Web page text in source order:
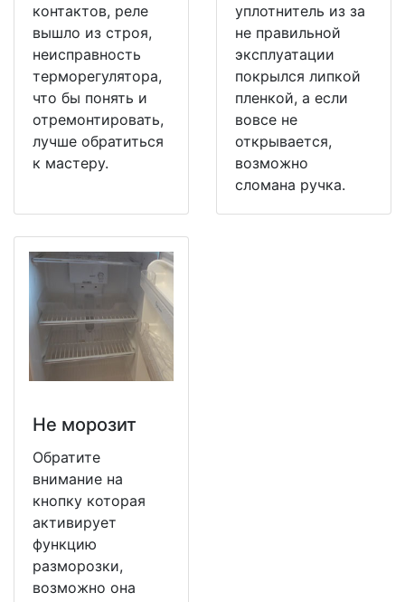
контактов, реле
вышло из строя,
неисправность
терморегулятора,
что бы понять и
отремонтировать,
лучше обратиться
к мастеру.
уплотнитель из за
не правильной
эксплуатации
покрылся липкой
пленкой, а если
вовсе не
открывается,
возможно
сломана ручка.
Не морозит
Обратите
внимание на
кнопку которая
активирует
функцию
разморозки,
возможно она